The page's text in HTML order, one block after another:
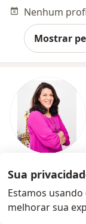
Mostrar
Dra.
Dentista·Mais
7
Sua
Estamos
melhorar sua